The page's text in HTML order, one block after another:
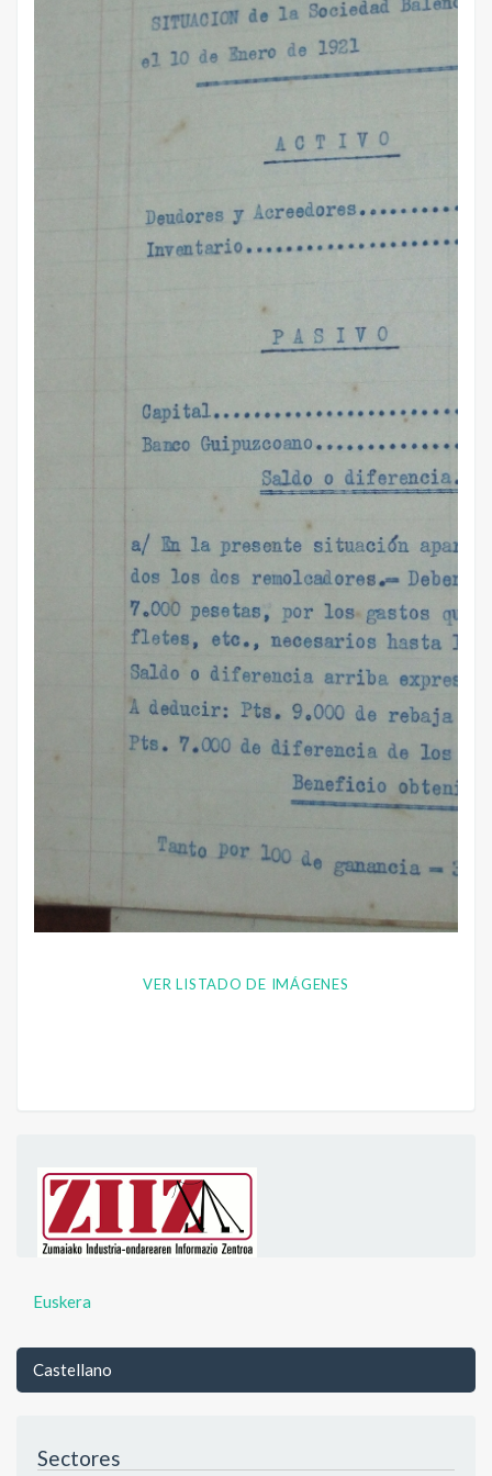
VER LISTADO DE IMÁGENES
Euskera
Castellano
Sectores